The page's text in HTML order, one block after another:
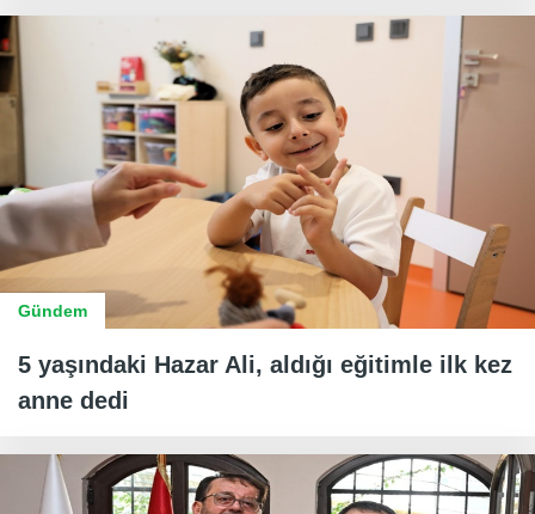
Gündem
5 yaşındaki Hazar Ali, aldığı eğitimle ilk kez
anne dedi